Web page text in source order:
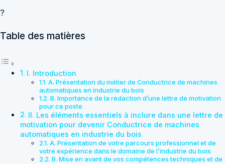
?
Table des matières
I. Introduction
A. Présentation du métier de Conductrice de machines
automatiques en industrie du bois
B. Importance de la rédaction d’une lettre de motivation
pour ce poste
II. Les éléments essentiels à inclure dans une lettre de
motivation pour devenir Conductrice de machines
automatiques en industrie du bois
A. Présentation de votre parcours professionnel et de
votre expérience dans le domaine de l’industrie du bois
B. Mise en avant de vos compétences techniques et de